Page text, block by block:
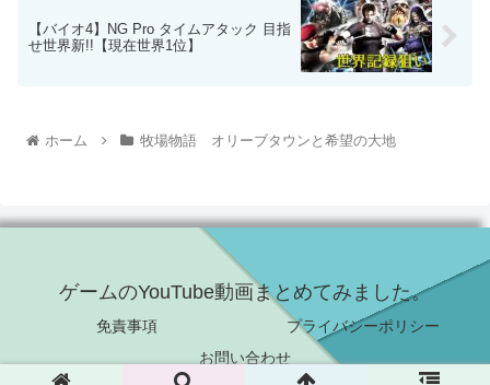
【バイオ4】NG Pro タイムアタック 目指
せ世界新!!【現在世界1位】
ホーム 牧場物語 オリーブタウンと希望の大地
ゲームのYouTube動画まとめてみました。
免責事項
プライバシーポリシー
お問い合わせ